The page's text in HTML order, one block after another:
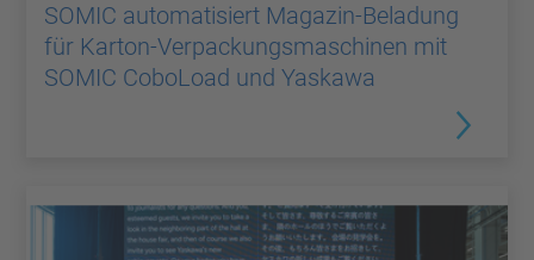
SOMIC automatisiert Magazin-Beladung
für Karton-Verpackungsmaschinen mit
SOMIC CoboLoad und Yaskawa